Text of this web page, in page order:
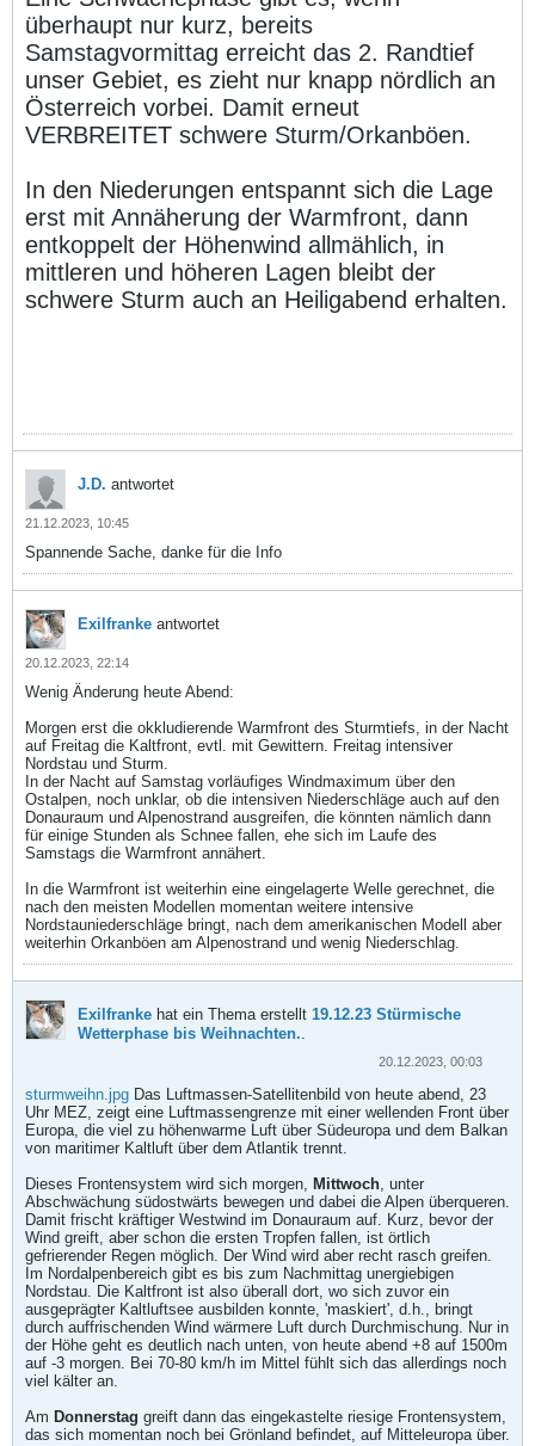
überhaupt nur kurz, bereits
Samstagvormittag erreicht das 2. Randtief
unser Gebiet, es zieht nur knapp nördlich an
Österreich vorbei. Damit erneut
VERBREITET schwere Sturm/Orkanböen.
In den Niederungen entspannt sich die Lage
erst mit Annäherung der Warmfront, dann
entkoppelt der Höhenwind allmählich, in
mittleren und höheren Lagen bleibt der
schwere Sturm auch an Heiligabend erhalten.
J.D. antwortet
21.12.2023, 10:45
Spannende Sache, danke für die Info
Exilfranke antwortet
20.12.2023, 22:14
Wenig Änderung heute Abend:
Morgen erst die okkludierende Warmfront des Sturmtiefs, in der Nacht
auf Freitag die Kaltfront, evtl. mit Gewittern. Freitag intensiver
Nordstau und Sturm.
In der Nacht auf Samstag vorläufiges Windmaximum über den
Ostalpen, noch unklar, ob die intensiven Niederschläge auch auf den
Donauraum und Alpenostrand ausgreifen, die könnten nämlich dann
für einige Stunden als Schnee fallen, ehe sich im Laufe des
Samstags die Warmfront annähert.
In die Warmfront ist weiterhin eine eingelagerte Welle gerechnet, die
nach den meisten Modellen momentan weitere intensive
Nordstauniederschläge bringt, nach dem amerikanischen Modell aber
weiterhin Orkanböen am Alpenostrand und wenig Niederschlag.
Exilfranke hat ein Thema erstellt 19.12.23 Stürmische
Wetterphase bis Weihnachten..
20.12.2023, 00:03
sturmweihn.jpg Das Luftmassen-Satellitenbild von heute abend, 23
Uhr MEZ, zeigt eine Luftmassengrenze mit einer wellenden Front über
Europa, die viel zu höhenwarme Luft über Südeuropa und dem Balkan
von maritimer Kaltluft über dem Atlantik trennt.
Dieses Frontensystem wird sich morgen, Mittwoch, unter
Abschwächung südostwärts bewegen und dabei die Alpen überqueren.
Damit frischt kräftiger Westwind im Donauraum auf. Kurz, bevor der
Wind greift, aber schon die ersten Tropfen fallen, ist örtlich
gefrierender Regen möglich. Der Wind wird aber recht rasch greifen.
Im Nordalpenbereich gibt es bis zum Nachmittag unergiebigen
Nordstau. Die Kaltfront ist also überall dort, wo sich zuvor ein
ausgeprägter Kaltluftsee ausbilden konnte, 'maskiert', d.h., bringt
durch auffrischenden Wind wärmere Luft durch Durchmischung. Nur in
der Höhe geht es deutlich nach unten, von heute abend +8 auf 1500m
auf -3 morgen. Bei 70-80 km/h im Mittel fühlt sich das allerdings noch
viel kälter an.
Am Donnerstag greift dann das eingekastelte riesige Frontensystem,
das sich momentan noch bei Grönland befindet, auf Mitteleuropa über.